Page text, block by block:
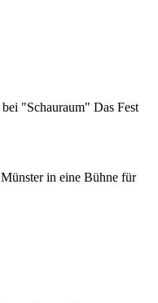
"Schauraum" Das Fest
in eine Bühne für